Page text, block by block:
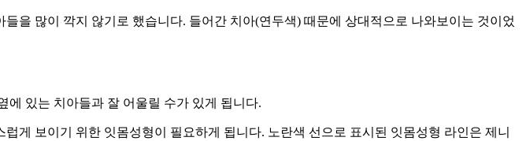
을 많이 깍지 않기로 했습니다. 들어간 치아(연두색) 때문에 상대적으로 나와보이는 것이었
에 있는 치아들과 잘 어울릴 수가 있게 됩니다.
게 보이기 위한 잇몸성형이 필요하게 됩니다. 노란색 선으로 표시된 잇몸성형 라인은 제니